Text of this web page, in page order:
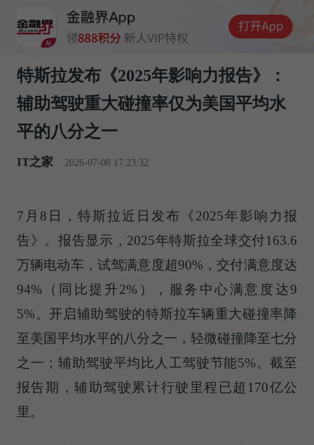
特斯拉发布《2025年影响力报告》：
辅助驾驶重大碰撞率仅为美国平均水
平的八分之一
IT之家 2026-07-08 17:23:32
7月8日，特斯拉近日发布《2025年影响力报
告》。报告显示，2025年特斯拉全球交付163.6
万辆电动车，试驾满意度超90%，交付满意度达
94%（同比提升2%），服务中心满意度达9
5%。开启辅助驾驶的特斯拉车辆重大碰撞率降
至美国平均水平的八分之一，轻微碰撞降至七分
之一；辅助驾驶平均比人工驾驶节能5%。截至
报告期，辅助驾驶累计行驶里程已超170亿公
里。